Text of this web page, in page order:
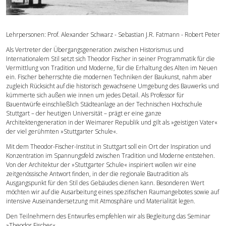
Forschung
Publikationen
Kontakt
Lehrpersonen: Prof. Alexander Schwarz - Sebastian J.R. Fatmann - Robert Peter
Als Vertreter der Übergangsgeneration zwischen Historismus und
Internationalem Stil setzt sich Theodor Fischer in seiner Programmatik für die
Vermittlung von Tradition und Moderne, für die Erhaltung des Alten im Neuen
ein. Fischer beherrschte die modernen Techniken der Baukunst, nahm aber
zugleich Rücksicht auf die historisch gewachsene Umgebung des Bauwerks und
kümmerte sich außen wie innen um jedes Detail. Als Professor für
Bauentwürfe einschließlich Städteanlage an der Technischen Hochschule
Stuttgart – der heutigen Universität – prägt er eine ganze
Architektengeneration in der Weimarer Republik und gilt als »geistigen Vater«
der viel gerühmten »Stuttgarter Schule«.
Mit dem Theodor-Fischer-Institut in Stuttgart soll ein Ort der Inspiration und
Konzentration im Spannungsfeld zwischen Tradition und Moderne entstehen.
Von der Architektur der »Stuttgarter Schule« inspiriert wollen wir eine
zeitgenössische Antwort finden, in der die regionale Bautradition als
Ausgangspunkt für den Stil des Gebäudes dienen kann. Besonderen Wert
möchten wir auf die Ausarbeitung eines spezifischen Raumangebotes sowie auf
intensive Auseinandersetzung mit Atmosphäre und Materialität legen.
Den Teilnehmern des Entwurfes empfehlen wir als Begleitung das Seminar